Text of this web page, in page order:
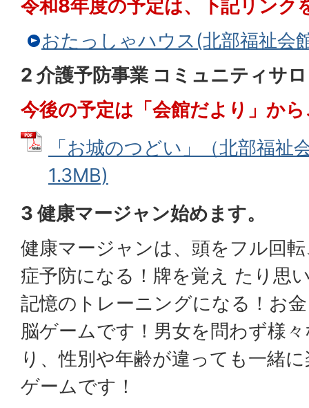
令和8年度の予定は、下記リンク
おたっしゃハウス(北部福祉会
2 介護予防事業 コミュニティサ
今後の予定は「会館だより」か
「お城のつどい」（北部福祉
1.3MB)
3 健康マージャン始めます。
健康マージャンは、頭をフル回
症予防になる！牌を覚え たり思
記憶のトレーニングになる！お
脳ゲームです！男女を問わず様
り、性別や年齢が違っても一緒
ゲームです！